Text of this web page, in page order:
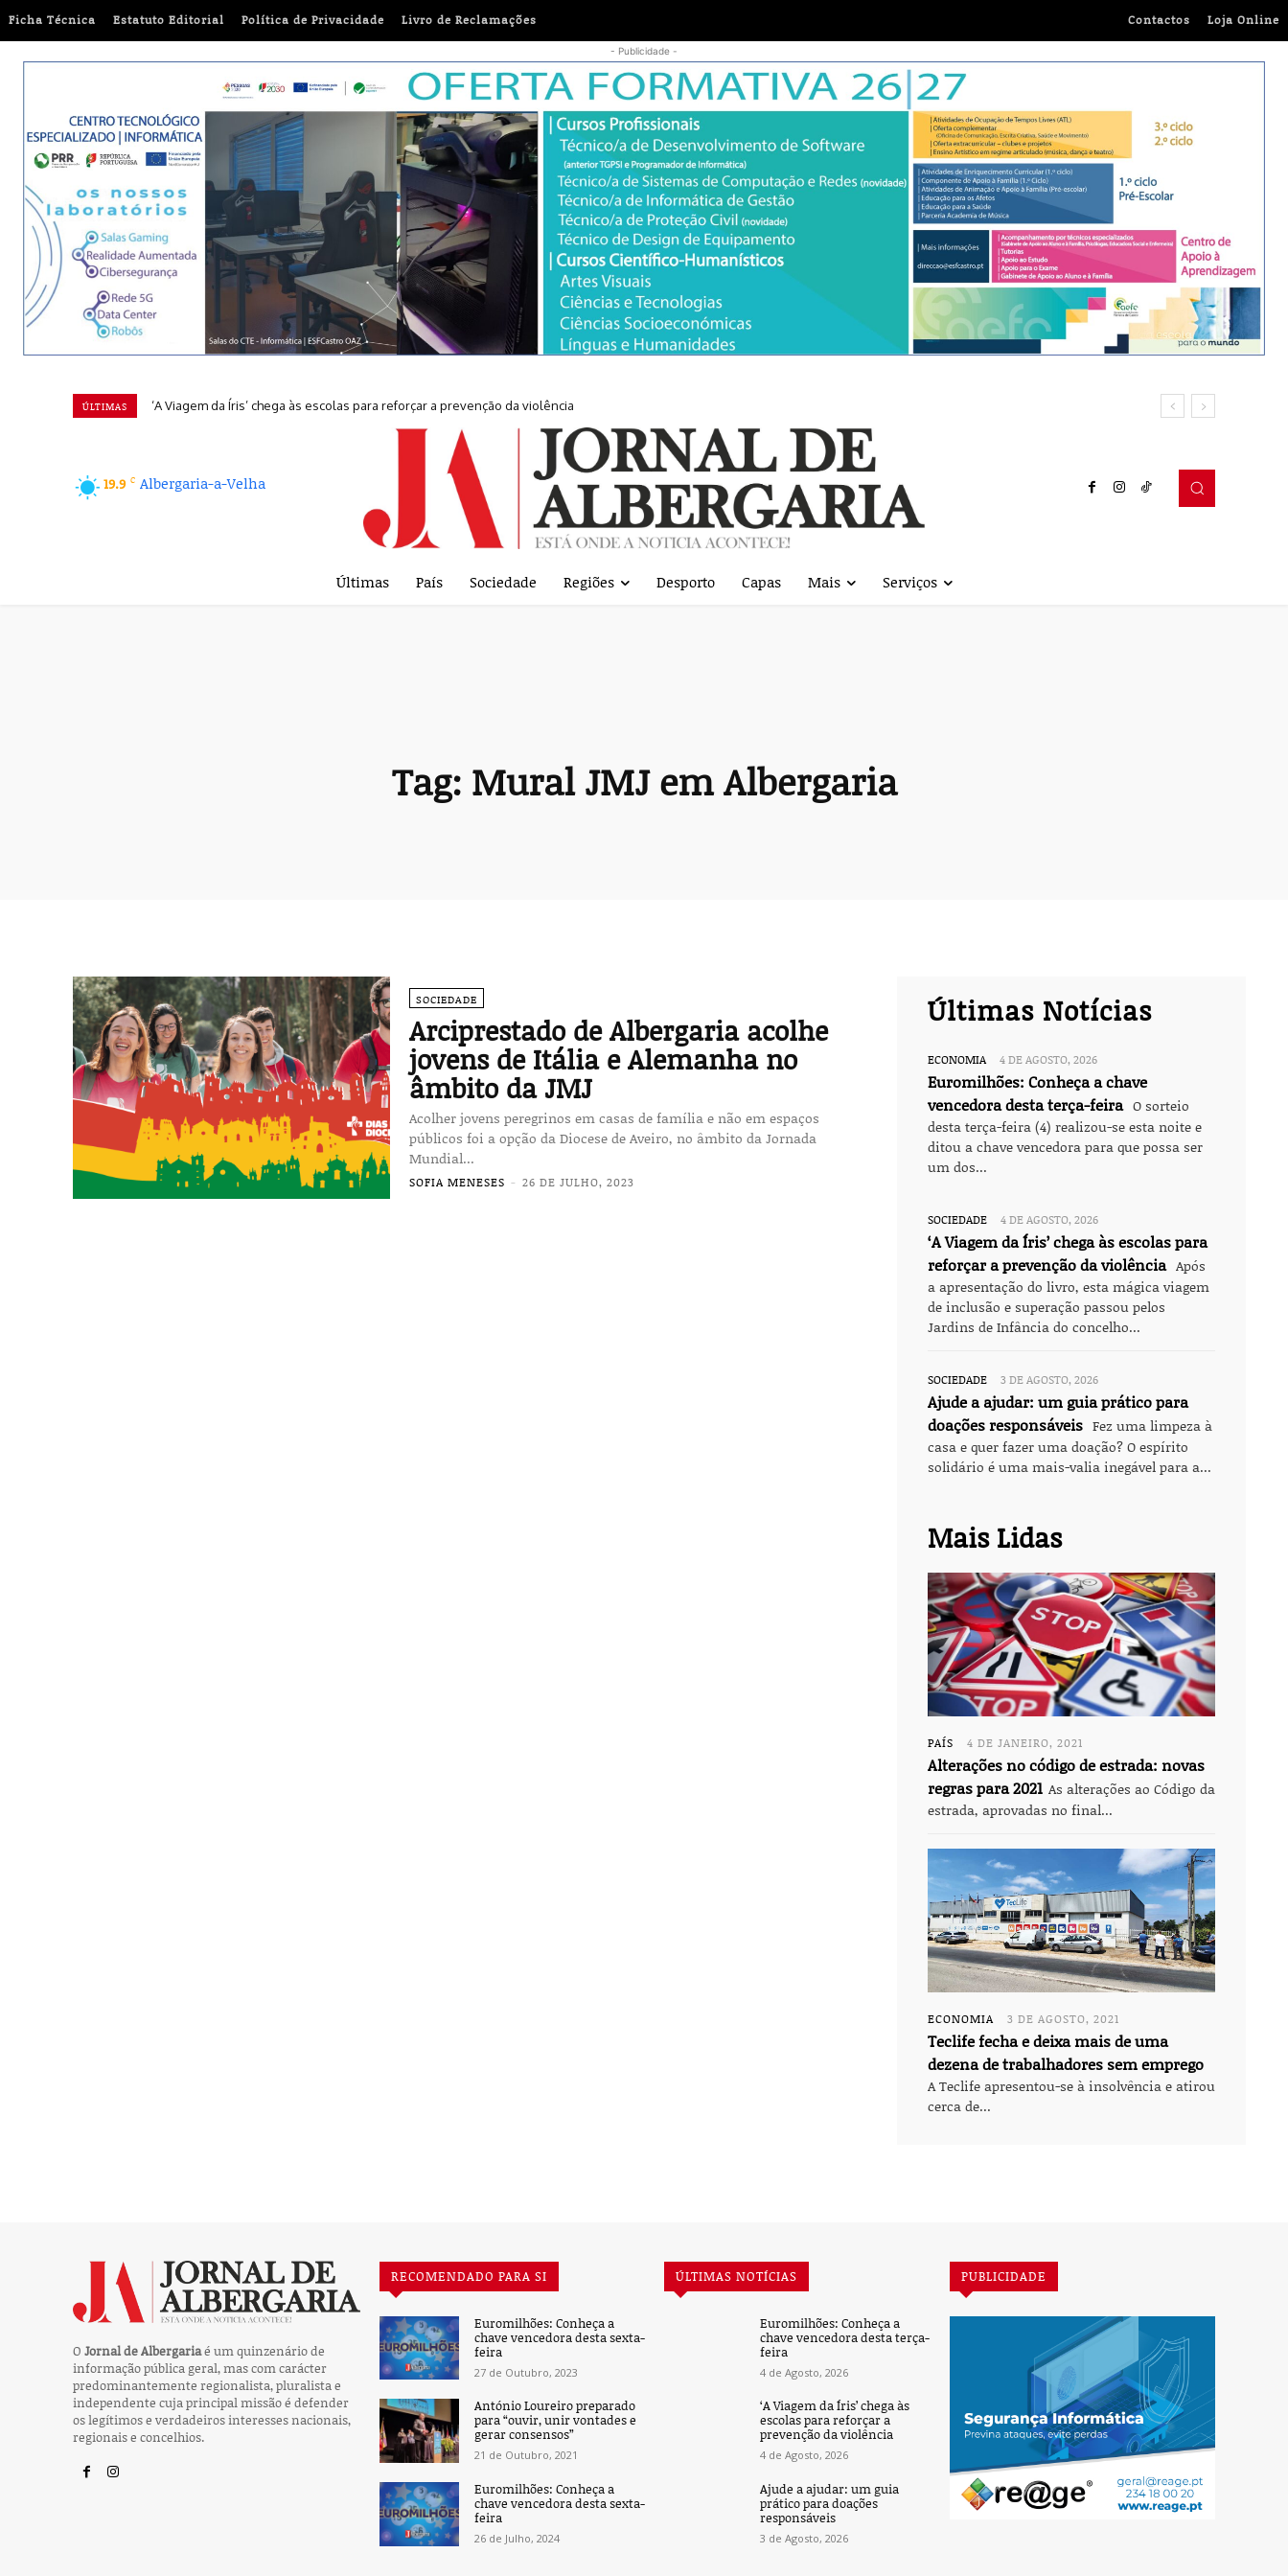
Contactos Loja Online
Ficha Técnica Estatuto Editorial Política de Privacidade Livro de Reclamações
- Publicidade -
ÚLTIMAS ‘A Viagem da Íris’ chega às escolas para reforçar a prevenção da violência
19.9 C Albergaria-a-Velha
Últimas País Sociedade Regiões Desporto Capas Mais Serviços
Tag: Mural JMJ em Albergaria
SOCIEDADE
Arciprestado de Albergaria acolhe
jovens de Itália e Alemanha no
âmbito da JMJ
Acolher jovens peregrinos em casas de família e não em espaços
públicos foi a opção da Diocese de Aveiro, no âmbito da Jornada
Mundial...
SOFIA MENESES - 26 DE JULHO, 2023
Últimas Notícias
ECONOMIA 4 DE AGOSTO, 2026
Euromilhões: Conheça a chave
vencedora desta terça-feira O sorteio
desta terça-feira (4) realizou-se esta noite e
ditou a chave vencedora para que possa ser
um dos...
SOCIEDADE 4 DE AGOSTO, 2026
‘A Viagem da Íris’ chega às escolas para
reforçar a prevenção da violência Após
a apresentação do livro, esta mágica viagem
de inclusão e superação passou pelos
Jardins de Infância do concelho...
SOCIEDADE 3 DE AGOSTO, 2026
Ajude a ajudar: um guia prático para
doações responsáveis Fez uma limpeza à
casa e quer fazer uma doação? O espírito
solidário é uma mais-valia inegável para a...
Mais Lidas
PAÍS 4 DE JANEIRO, 2021
Alterações no código de estrada: novas
regras para 2021 As alterações ao Código da
estrada, aprovadas no final...
ECONOMIA 3 DE AGOSTO, 2021
Teclife fecha e deixa mais de uma
dezena de trabalhadores sem emprego
A Teclife apresentou-se à insolvência e atirou
cerca de...
O Jornal de Albergariaé um quinzenário de
informação pública geral, mas com carácter
predominantemente regionalista, pluralista e
independente cuja principal missão é defender
os legítimos e verdadeiros interesses nacionais,
regionais e concelhios.
RECOMENDADO PARA SI
Euromilhões: Conheça a
chave vencedora desta sexta-
feira
27 de Outubro, 2023
António Loureiro preparado
para “ouvir, unir vontades e
gerar consensos”
21 de Outubro, 2021
Euromilhões: Conheça a
chave vencedora desta sexta-
feira
26 de Julho, 2024
ÚLTIMAS NOTÍCIAS
Euromilhões: Conheça a
chave vencedora desta terça-
feira
4 de Agosto, 2026
‘A Viagem da Íris’ chega às
escolas para reforçar a
prevenção da violência
4 de Agosto, 2026
Ajude a ajudar: um guia
prático para doações
responsáveis
3 de Agosto, 2026
PUBLICIDADE